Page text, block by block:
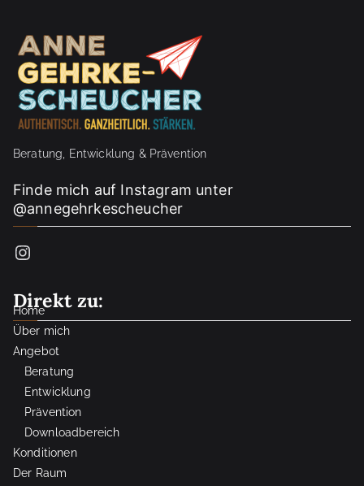
Beratung, Entwicklung & Prävention
Finde mich auf Instagram unter
@annegehrkescheucher
Instagram
Direkt zu:
Home
Über mich
Angebot
Beratung
Entwicklung
Prävention
Downloadbereich
Konditionen
Der Raum